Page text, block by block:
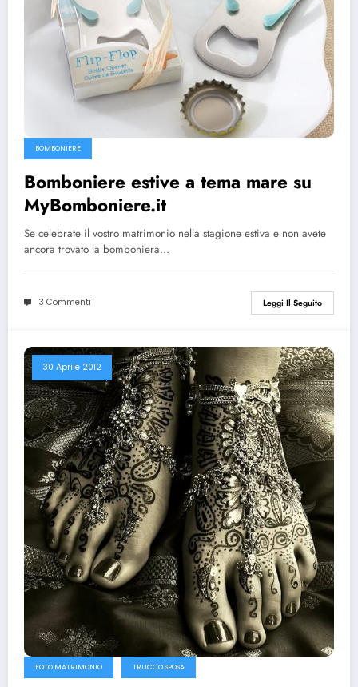
BOMBONIERE
Bomboniere estive a tema mare su
MyBomboniere.it
Se celebrate il vostro matrimonio nella stagione estiva e non avete
ancora trovato la bomboniera…
3 Commenti Leggi Il Seguito
30 Aprile 2012
FOTO MATRIMONIO TRUCCO SPOSA